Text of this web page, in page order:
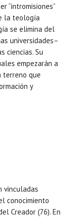
“intromisiones”
la teología
se elimina del
universidades–
ciencias. Su
empezarán a
terreno que
y
vinculadas
conocimiento
Creador (76). En